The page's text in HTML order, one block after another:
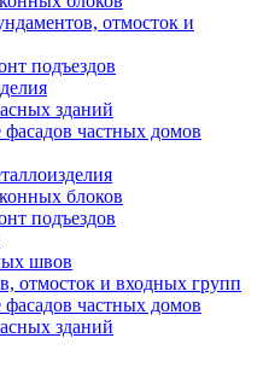
отмосток и
подъездов
зданий
частных домов
блоков
подъездов
швов
отмосток и входных групп
частных домов
зданий